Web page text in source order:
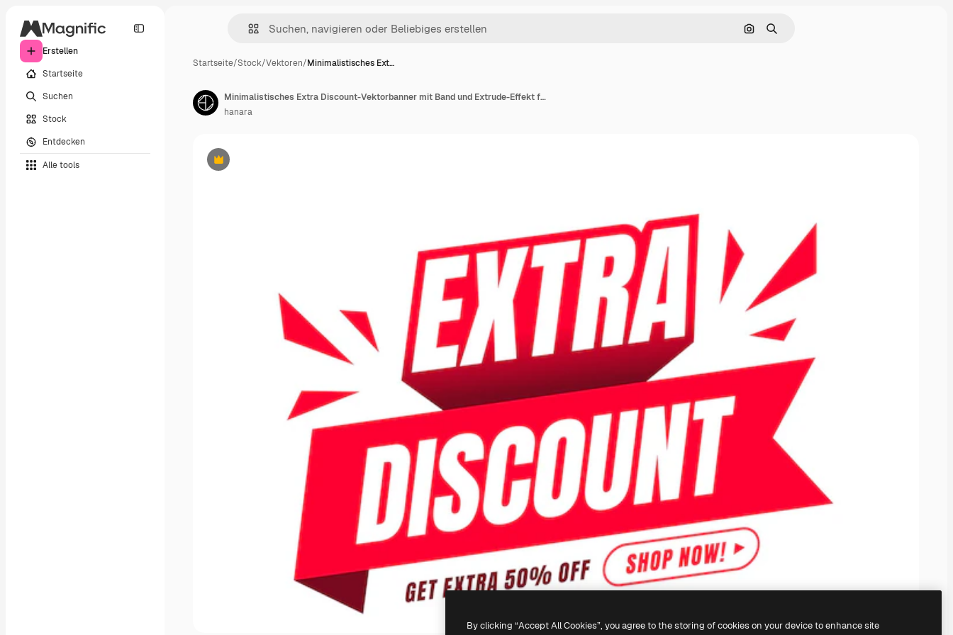
Erstellen
Startseite
Suchen
Stock
Entdecken
Alle tools
Nach Bild suchen
Suchen
Startseite/Stock/Vektoren/Minimalistisches Ext…
Premium
Minimalistisches Extra Discount-Vektorbanner mit Band und Extrude-Effekt für das Social-Media-Label
hanara
By clicking “Accept All Cookies”, you agree to the storing of cookies on your device to enhance site